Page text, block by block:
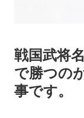
戦国武将
で勝つの
事です。